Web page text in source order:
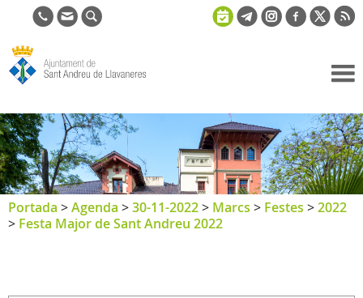
de Sant
Andreu de
Llavaneres
Portada >Agenda >30-11-2022> Marcs > Festes >2022
> Festa Major de Sant Andreu 2022